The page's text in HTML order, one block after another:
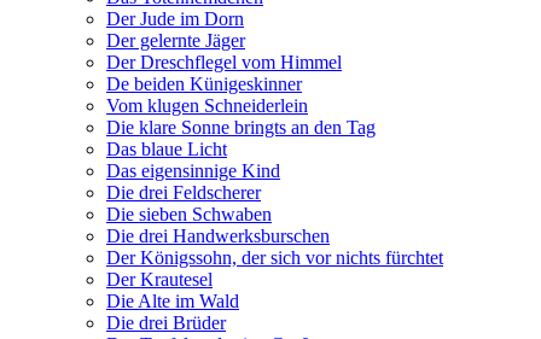
Der Jude im Dorn
Der gelernte Jäger
Der Dreschflegel vom Himmel
De beiden Künigeskinner
Vom klugen Schneiderlein
Die klare Sonne bringts an den Tag
Das blaue Licht
Das eigensinnige Kind
Die drei Feldscherer
Die sieben Schwaben
Die drei Handwerksburschen
Der Königssohn, der sich vor nichts fürchtet
Der Krautesel
Die Alte im Wald
Die drei Brüder